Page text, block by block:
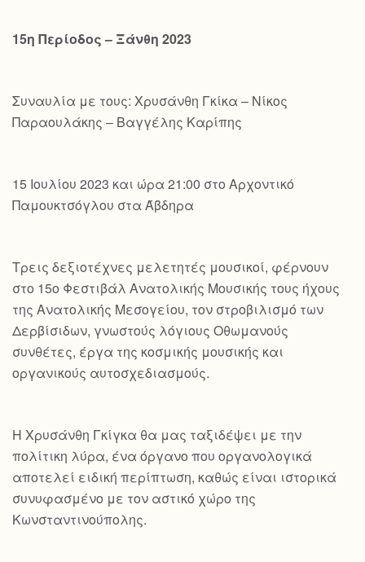
15η Περίοδος – Ξάνθη 2023
Συναυλία με τους: Χρυσάνθη Γκίκα – Νίκος
Παραουλάκης – Βαγγέλης Καρίπης
15 Ιουλίου 2023 και ώρα 21:00 στο Αρχοντικό
Παμουκτσόγλου στα Άβδηρα
Τρεις δεξιοτέχνες μελετητές μουσικοί, φέρνουν
στο 15ο Φεστιβάλ Ανατολικής Μουσικής τους ήχους
της Ανατολικής Μεσογείου, τον στροβιλισμό των
Δερβίσιδων, γνωστούς λόγιους Οθωμανούς
συνθέτες, έργα της κοσμικής μουσικής και
οργανικούς αυτοσχεδιασμούς.
Η Χρυσάνθη Γκίγκα θα μας ταξιδέψει με την
πολίτικη λύρα, ένα όργανο που οργανολογικά
αποτελεί ειδική περίπτωση, καθώς είναι ιστορικά
συνυφασμένο με τον αστικό χώρο της
Κωνσταντινούπολης.